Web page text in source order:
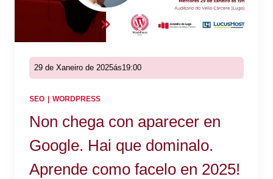
29 de Xaneiro de 2025ás19:00
SEO WORDPRESS
Non chega con aparecer en
Google. Hai que dominalo.
Aprende como facelo en 2025!